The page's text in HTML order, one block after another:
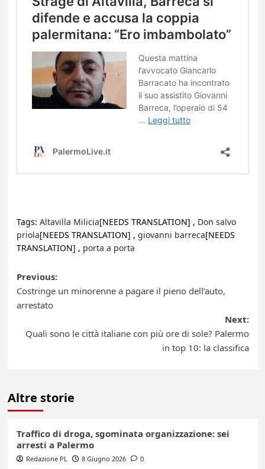
Tags: Altavilla Milicia[NEEDS TRANSLATION] , Don salvo
priola[NEEDS TRANSLATION] , giovanni barreca[NEEDS
TRANSLATION] , porta a porta
Post
navigation
Previous:
Costringe un minorenne a pagare il pieno dell’auto,
arrestato
Next:
Quali sono le città italiane con più ore di sole? Palermo
in top 10: la classifica
Altre storie
Traffico di droga, sgominata organizzazione: sei
arresti a Palermo
Redazione PL 8 Giugno 2026 0